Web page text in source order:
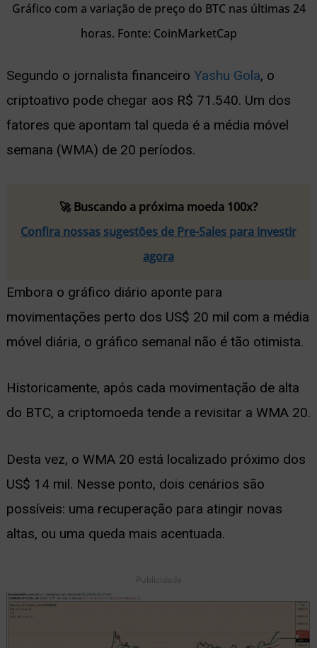
Gráfico com a variação de preço do BTC nas últimas 24
horas. Fonte: CoinMarketCap
Segundo o jornalista financeiro Yashu Gola, o
criptoativo pode chegar aos R$ 71.540. Um dos
fatores que apontam tal queda é a média móvel
semana (WMA) de 20 períodos.
🚀 Buscando a próxima moeda 100x?
Confira nossas sugestões de Pre-Sales para investir
agora
Embora o gráfico diário aponte para
movimentações perto dos US$ 20 mil com a média
móvel diária, o gráfico semanal não é tão otimista.
Historicamente, após cada movimentação de alta
do BTC, a criptomoeda tende a revisitar a WMA 20.
Desta vez, o WMA 20 está localizado próximo dos
US$ 14 mil. Nesse ponto, dois cenários são
possíveis: uma recuperação para atingir novas
altas, ou uma queda mais acentuada.
Publicidade